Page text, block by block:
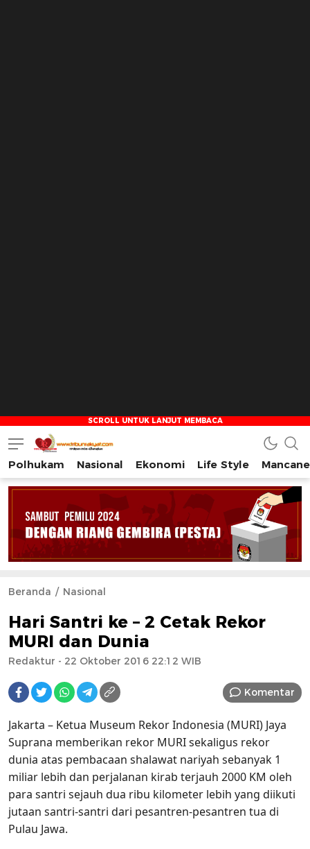
Tribun Rakyat
Tulus – Terdepan – Diharapkan
Polhukam Nasional Ekonomi Life Style
Beranda Nasional
Hari Santri ke – 2 Cetak Rekor
MURI dan Dunia
Redaktur - 22 Oktober 2016 22:12 WIB
Komentar
Jakarta – Ketua Museum Rekor Indonesia (MURI) Jaya
Suprana memberikan rekor MURI sekaligus rekor
dunia atas pembacaan shalawat nariyah sebanyak 1
miliar lebih dan perjalanan kirab terjauh 2000 KM oleh
para santri sejauh dua ribu kilometer lebih yang diikuti
jutaan santri-santri dari pesantren-pesantren tua di
Pulau Jawa.